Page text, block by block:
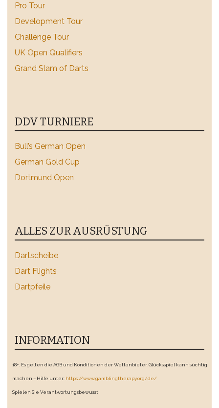
Pro Tour
Development Tour
Challenge Tour
UK Open Qualifiers
Grand Slam of Darts
DDV TURNIERE
Bull’s German Open
German Gold Cup
Dortmund Open
ALLES ZUR AUSRÜSTUNG
Dartscheibe
Dart Flights
Dartpfeile
INFORMATION
18+. Es gelten die AGB und Konditionen der Wettanbieter. Glücksspiel kann süchtig
machen – Hilfe unter: https://www.gamblingtherapy.org/de/
Spielen Sie Verantwortungsbewusst!